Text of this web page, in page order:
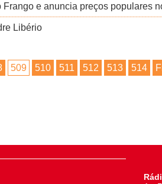
e anuncia preços populares
Libério
509 510 511 512 513 514